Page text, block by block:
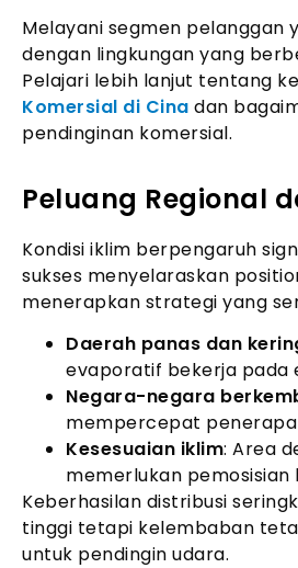
Melayani segmen
dengan lingkungan yang
Pelajari lebih lanjut tentang
Komersial di Cina dan
pendinginan komersial.
Peluang Regional
Kondisi iklim berpengaruh
sukses menyelaraskan
menerapkan strategi yang
Daerah panas dan
evaporatif bekerja pada
Negara-negara
mempercepat
Kesesuaian iklim: Area
memerlukan
Keberhasilan distribusi
tinggi tetapi kelembaban
untuk pendingin udara.